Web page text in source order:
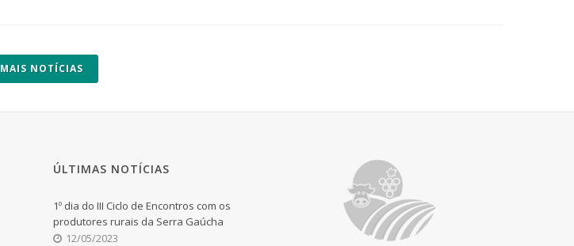
MAIS NOTÍCIAS
ÚLTIMAS NOTÍCIAS
1º dia do III Ciclo de Encontros com os
produtores rurais da Serra Gaúcha
12/05/2023